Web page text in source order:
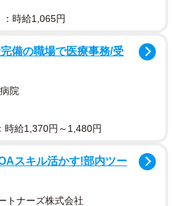
：時給1,065円
備の職場で医療事務/受
院
時給1,370円～1,480円
スキル活かす!部内ツー
トナーズ株式会社